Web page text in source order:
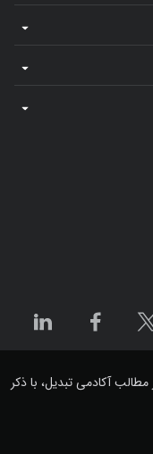
آکادمی تبدیل، با ذکر